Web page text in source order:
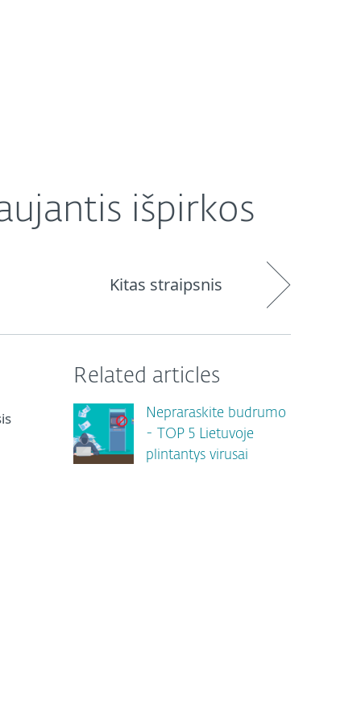
išpirkos
Kitas straipsnis
Related articles
Nepraraskite budrumo
- TOP 5 Lietuvoje
plintantys virusai